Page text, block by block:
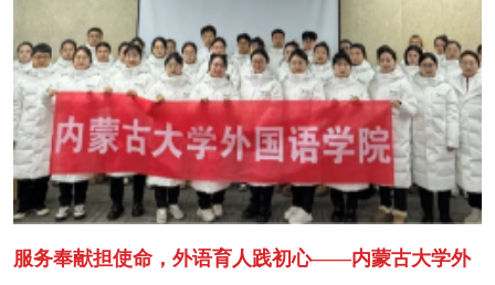
服务奉献担使命，外语育人践初心——内蒙古大学外